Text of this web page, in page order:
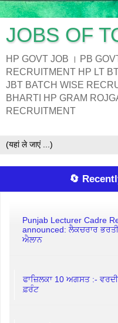
JOBS OF
HP GOVT JOB । PB
RECRUITMENT HP LT
JBT BATCH WISE
BHARTI HP GRAM
RECRUITMENT
🔄
Punjab Lecturer Cadre
announced: ਲੈਕਚਰਾਰ
ਐਲਾਨ
ਫਾਜ਼ਿਲਕਾ 10 ਅਗਸਤ :-
ਫ਼ਰੰਟ